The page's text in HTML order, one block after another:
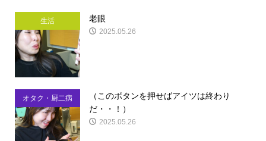
生活 老眼
2025.05.26
オタク・厨二病
（このボタンを押せばアイツは終わり
だ・・！）
2025.05.26